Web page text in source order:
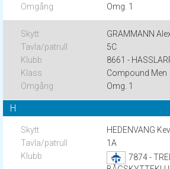
Omg. 1
GRAMMANN
5C
8661 -
Compound Men
Omg. 1
H
HEDENVANG
1A
7874 -